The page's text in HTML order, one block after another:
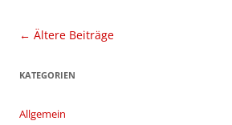
Beitragsnavigation
← Ältere Beiträge
KATEGORIEN
Allgemein